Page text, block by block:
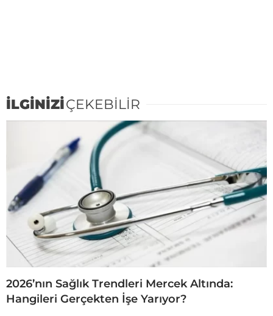
İLGİNİZİÇEKEBİLİR
2026’nın Sağlık Trendleri Mercek Altında:
Hangileri Gerçekten İşe Yarıyor?